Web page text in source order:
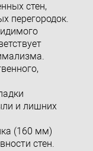
стен,
перегородок.
и лишних
(160 мм)
стен.